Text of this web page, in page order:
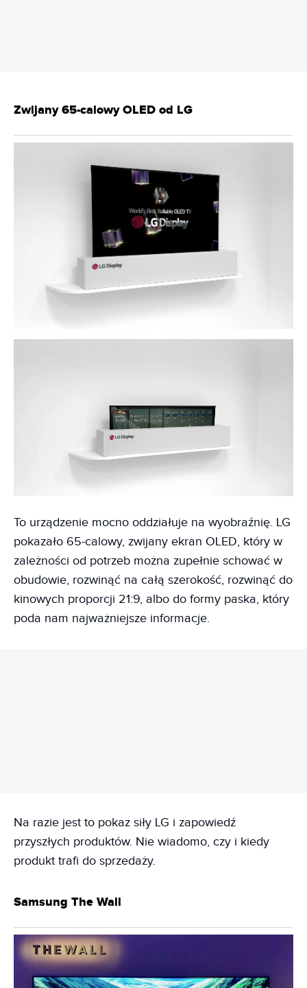
Zwijany 65-calowy OLED od LG
To urządzenie mocno oddziałuje na wyobraźnię. LG
pokazało 65-calowy, zwijany ekran OLED, który w
zależności od potrzeb można zupełnie schować w
obudowie, rozwinąć na całą szerokość, rozwinąć do
kinowych proporcji 21:9, albo do formy paska, który
poda nam najważniejsze informacje.
Na razie jest to pokaz siły LG i zapowiedź
przyszłych produktów. Nie wiadomo, czy i kiedy
produkt trafi do sprzedaży.
Samsung The Wall